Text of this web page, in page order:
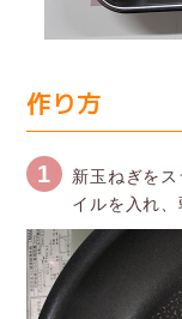
作り方
1
新玉ねぎを
イルを入れ、